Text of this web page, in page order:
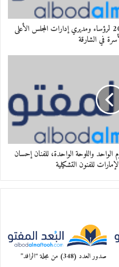
الاجتماع الدوري الأول لسنة 2023 لرؤساء ومديري إدارات المجلس الأعلى
في الشارقة
واللوحة الواحدة، للفنان إحسان
للفنون التشكيلية
صدور العدد (348) من مجلة “الرافد”